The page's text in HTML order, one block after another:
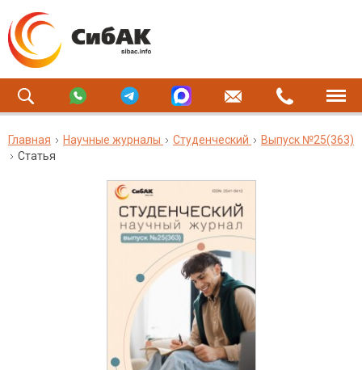
Главная Научные журналы Студенческий
Выпуск №25(363)
Статья